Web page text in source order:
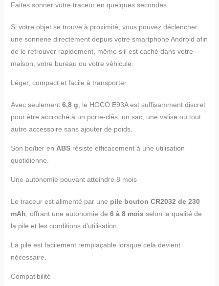
Faites sonner votre traceur en quelques secondes
Si votre objet se trouve à proximité, vous pouvez déclencher
une sonnerie directement depuis votre smartphone Android afin
de le retrouver rapidement, même s’il est caché dans votre
maison, votre bureau ou votre véhicule.
Léger, compact et facile à transporter
Avec seulement 6,8 g , le HOCO E93A est suffisamment discret
pour être accroché à un porte-clés, un sac, une valise ou tout
autre accessoire sans ajouter de poids.
Son boîtier en ABSrésiste efficacement à une utilisation
quotidienne.
Une autonomie pouvant atteindre 8 mois
Le traceur est alimenté par une pile bouton CR2032 de 230
mAh , offrant une autonomie de 6 à 8 mois selon la qualité de
la pile et les conditions d’utilisation.
La pile est facilement remplaçable lorsque cela devient
nécessaire.
Compatibilité